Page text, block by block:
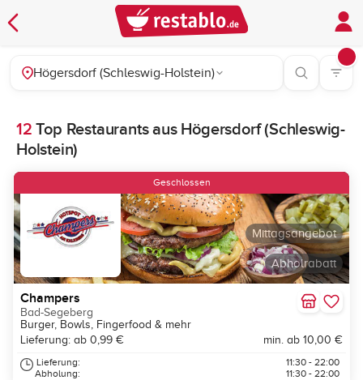
Högersdorf (Schleswig-Holstein)
12 Top Restaurants aus Högersdorf (Schleswig-
Holstein)
Abholrabatt
Mittagsangebot
Geschlossen
Champers
Bad-Segeberg
Burger, Bowls, Fingerfood & mehr
Lieferung: ab 0,99 €
min. ab 10,00 €
Lieferung:
Abholung:
11:30 - 22:00
11:30 - 22:00